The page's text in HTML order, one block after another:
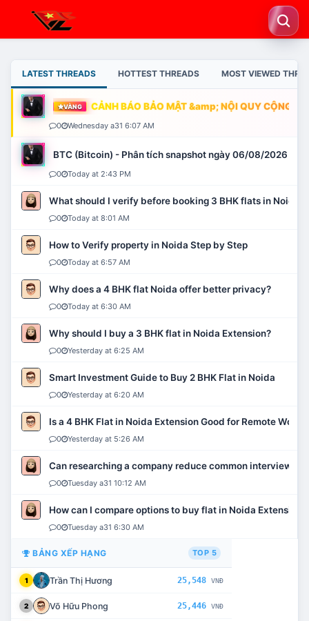
LATEST THREADS HOTTEST THREADS MOST VIEWED
VÀNG CẢNH BÁO BẢO MẬT &amp; NỘI QUY CỘNG
0 Wednesday a31 6:07 AM
BTC (Bitcoin) - Phân tích snapshot ngày 06/08/2026
0 Today at 2:43 PM
What should I verify before booking 3 BHK flats in Noida?
0 Today at 8:01 AM
How to Verify property in Noida Step by Step
0 Today at 6:57 AM
Why does a 4 BHK flat Noida offer better privacy?
0 Today at 6:30 AM
Why should I buy a 3 BHK flat in Noida Extension?
0 Yesterday at 6:25 AM
Smart Investment Guide to Buy 2 BHK Flat in Noida
0 Yesterday at 6:20 AM
Is a 4 BHK Flat in Noida Extension Good for Remote Work?
0 Yesterday at 5:26 AM
Can researching a company reduce common interview
0 Tuesday a31 10:12 AM
How can I compare options to buy flat in Noida Extension?
0 Tuesday a31 6:30 AM
BẢNG XẾP HẠNG TOP 5
1 Trần Thị Hương 25,548 VNĐ
2 Võ Hữu Phong 25,446 VNĐ